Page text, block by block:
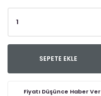
SEPETE EKLE
Fiyatı Düşünce Haber Ver